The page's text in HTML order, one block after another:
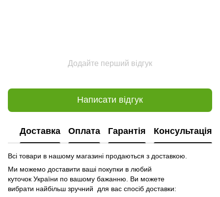
Додайте перший відгук
Написати відгук
Доставка Оплата Гарантія Консультація
Всі товари в нашому магазині продаються з доставкою.
Ми можемо доставити ваші покупки в любий
куточок України по вашому бажанню. Ви можете
вибрати найбільш зручний для вас спосіб доставки: